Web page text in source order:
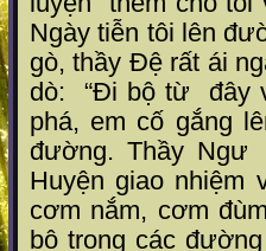
Ngày tiễn tôi lên
gò, thầy Đệ rất ái
dò:
“Đi bộ từ
đây
phá, em cố gắng
đường. Thầy Ngư
Huyện giao nhiệm
cơm nắm, cơm
bộ trong các